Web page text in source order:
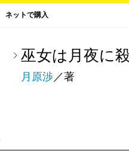
ネットで購入
巫女は月夜に
月原渉／著